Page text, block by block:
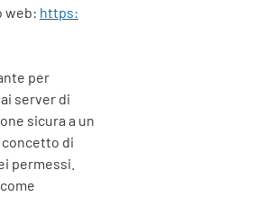
web: https:
per
server di
sicura a un
di
permessi.